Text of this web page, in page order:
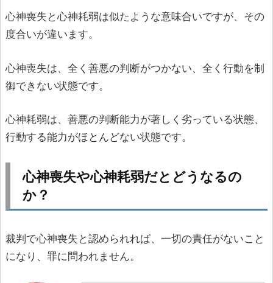
心神喪失と心神耗弱は似たような意味合いですが、その
度合いが違います。
心神喪失は、全く善悪の判断がつかない、全く行動を制
御できない状態です。
心神耗弱は、善悪の判断能力が著しく劣っている状態、
行動する能力がほとんどない状態です。
心神喪失や心神耗弱だとどうなるの
か？
裁判で心神喪失と認められれば、一切の責任がないこと
になり、罪に問われません。